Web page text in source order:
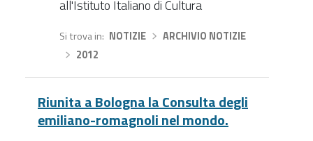
all'Istituto Italiano di Cultura
Si trova in NOTIZIE›
ARCHIVIO NOTIZIE
2012
Riunita a Bologna la Consulta degli
emiliano-romagnoli nel mondo.